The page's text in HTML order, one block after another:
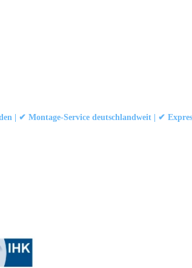
| ✔ Montage-Service deutschlandweit | ✔